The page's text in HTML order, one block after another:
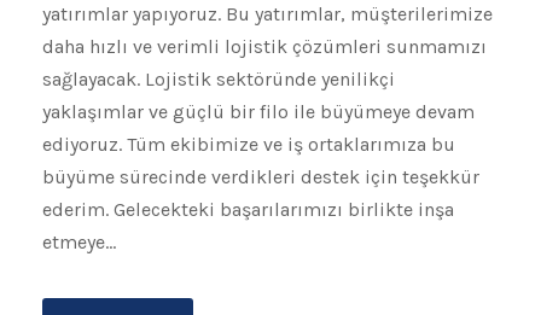
yatırımlar yapıyoruz. Bu yatırımlar, müşterilerimize
daha hızlı ve verimli lojistik çözümleri sunmamızı
sağlayacak. Lojistik sektöründe yenilikçi
yaklaşımlar ve güçlü bir filo ile büyümeye devam
ediyoruz. Tüm ekibimize ve iş ortaklarımıza bu
büyüme sürecinde verdikleri destek için teşekkür
ederim. Gelecekteki başarılarımızı birlikte inşa
etmeye...